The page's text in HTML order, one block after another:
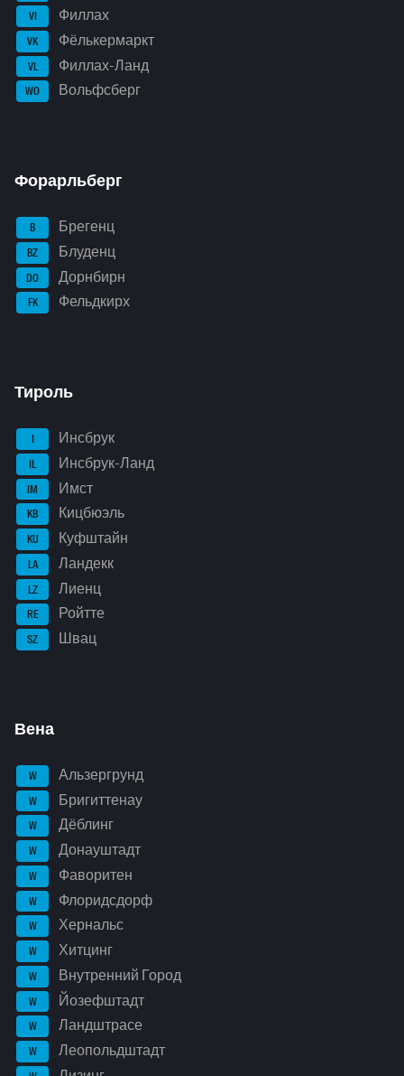
VI Филлах
VK Фёлькермаркт
VL Филлах-Ланд
WO Вольфсберг
Форарльберг
B Брегенц
BZ Блуденц
DO Дорнбирн
FK Фельдкирх
Тироль
I Инсбрук
IL Инсбрук-Ланд
IM Имст
KB Кицбюэль
KU Куфштайн
LA Ландекк
LZ Лиенц
RE Ройтте
SZ Швац
Вена
W Альзергрунд
W Бригиттенау
W Дёблинг
W Донауштадт
W Фаворитен
W Флоридсдорф
W Хернальс
W Хитцинг
W Внутренний Город
W Йозефштадт
W Ландштрасе
W Леопольдштадт